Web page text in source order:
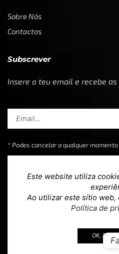
Sobre Nós
Contactos
Subscrever
Insere o teu email e recebe as
* Podes cancelar a qualquer momento
Copyright © 2023Loja 39.
Este website utiliza
Ao utilizar este sítio web,
Política de
OK, EU